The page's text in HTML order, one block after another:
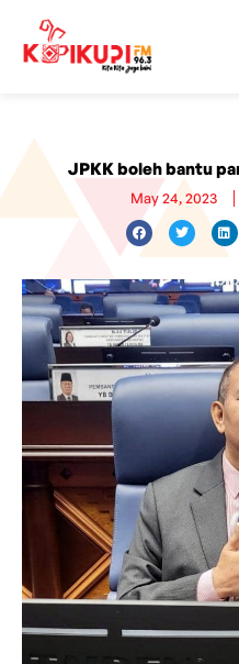
JPKK boleh bantu
May 24, 2023